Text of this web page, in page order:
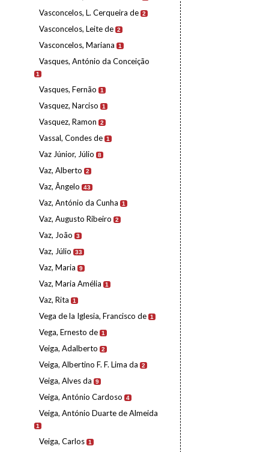
Vasconcelos, L. Cerqueira de 2
Vasconcelos, Leite de 2
Vasconcelos, Mariana 1
Vasques, António da Conceição
1
Vasques, Fernão 1
Vasquez, Narciso 1
Vasquez, Ramon 2
Vassal, Condes de 1
Vaz Júnior, Júlio 8
Vaz, Alberto 2
Vaz, Ângelo 43
Vaz, António da Cunha 1
Vaz, Augusto Ribeiro 2
Vaz, João 3
Vaz, Júlio 33
Vaz, Maria 9
Vaz, Maria Amélia 1
Vaz, Rita 1
Vega de la Iglesia, Francisco de 1
Vega, Ernesto de 1
Veiga, Adalberto 2
Veiga, Albertino F. F. Lima da 2
Veiga, Alves da 9
Veiga, António Cardoso 4
Veiga, António Duarte de Almeida
1
Veiga, Carlos 1